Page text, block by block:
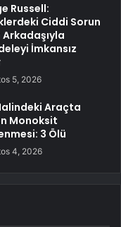
Russell:
Ciddi Sorun
Arkadaşıyla
İmkansız
5, 2026
Araçta
Monoksit
3 Ölü
4, 2026